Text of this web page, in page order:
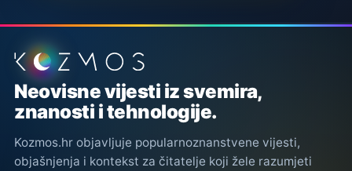
Podnožje stranice
Neovisne vijesti iz svemira,
znanosti i tehnologije.
Kozmos.hr objavljuje popularnoznanstvene vijesti,
objašnjenja i kontekst za čitatelje koji žele razumjeti